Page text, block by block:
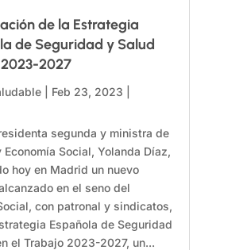
de la Estrategia
de Seguridad y Salud
2027
Feb 23, 2023
segunda y ministra de
Economía Social, Yolanda Díaz,
hoy en Madrid un nuevo
en el seno del
con patronal y sindicatos,
Española de Seguridad
el Trabajo 2023-2027, un...